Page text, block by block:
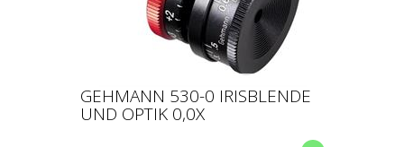
GEHMANN 530-0 IRISBLENDE
UND OPTIK 0,0X